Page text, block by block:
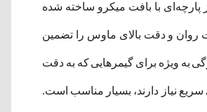
پارچه‌ای با بافت میکرو ساخته شده
و دقت بالای ماوس را تضمین
به ویژه برای گیمرهایی که به دقت
سریع نیاز دارند، بسیار مناسب است.​